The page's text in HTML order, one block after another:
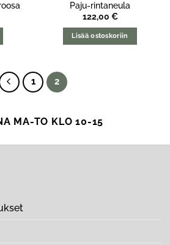
Paju-rintaneula
122,00 €
Lisää ostoskoriin
1 2
MA-TO KLO 10-15